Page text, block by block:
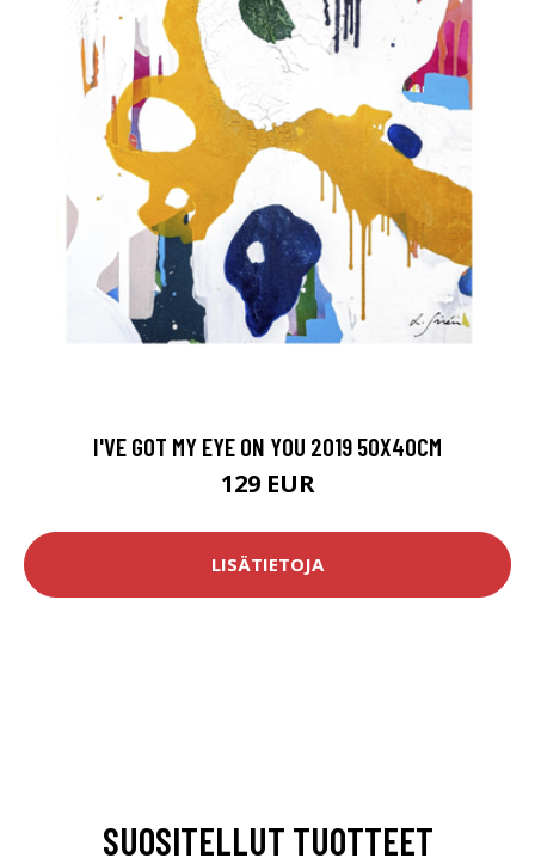
I'VE GOT MY EYE ON YOU 2019 50X40CM
129 EUR
LISÄTIETOJA
SUOSITELLUT TUOTTEET